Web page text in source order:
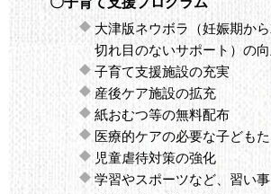
大津版ネウボラ（妊娠期か
切れ目のないサポート）の向
子育て支援施設の充実
産後ケア施設の拡充
紙おむつ等の無料配布
医療的ケアの必要な子ども
児童虐待対策の強化
学習やスポーツなど、習い